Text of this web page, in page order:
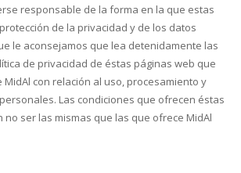
responsable de la forma en la que estas
de la privacidad y de los datos
le aconsejamos que lea detenidamente las
de privacidad de éstas páginas web que
con relación al uso, procesamiento y
Las condiciones que ofrecen éstas
ser las mismas que las que ofrece MidAl